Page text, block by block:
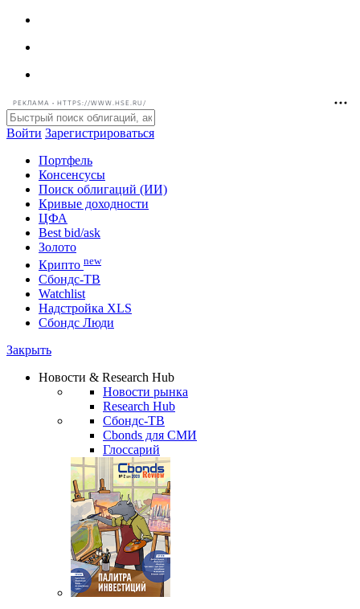
РЕКЛАМА • HTTPS://WWW.HSE.RU/
Войти Зарегистрироваться
Портфель
Консенсусы
Поиск облигаций (ИИ)
Кривые доходности
ЦФА
Best bid/ask
Золото
Крипто new
Watchlist
Сбондс Люди
Новости & Research Hub
Новости рынка
Research Hub
Сбондс-ТВ
Cbonds для СМИ
Глоссарий